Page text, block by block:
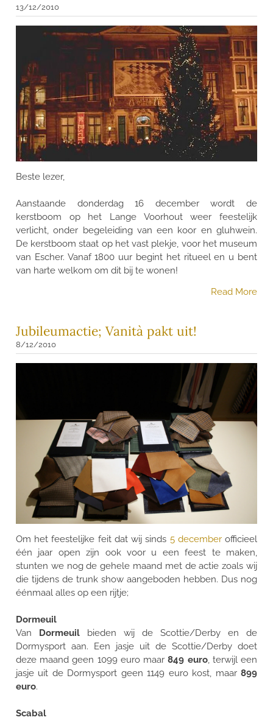
13/12/2010
Beste lezer,
Aanstaande donderdag 16 december wordt de
kerstboom op het Lange Voorhout weer feestelijk
verlicht, onder begeleiding van een koor en gluhwein.
De kerstboom staat op het vast plekje, voor het museum
van Escher. Vanaf 1800 uur begint het ritueel en u bent
van harte welkom om dit bij te wonen!
Read More
Jubileumactie; Vanità pakt uit!
8/12/2010
Om het feestelijke feit dat wij sinds 5 decemberofficieel
één jaar open zijn ook voor u een feest te maken,
stunten we nog de gehele maand met de actie zoals wij
die tijdens de trunk show aangeboden hebben. Dus nog
éénmaal alles op een rijtje;
Dormeuil
Van Dormeuil bieden wij de Scottie/Derby en de
Dormysport aan. Een jasje uit de Scottie/Derby doet
deze maand geen 1099 euro maar849 euro, terwijl een
jasje uit de Dormysport geen 1149 euro kost, maar 899
euro.
Scabal